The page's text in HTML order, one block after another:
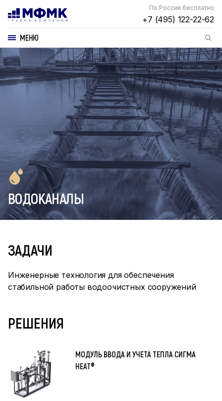
По России бесплатно
+7 (495) 122-22-62
МЕНЮ
ВОДОКАНАЛЫ
ЗАДАЧИ
Инженерные технология для обеспечения
стабильной работы водоочистных сооружений
РЕШЕНИЯ
МОДУЛЬ ВВОДА И УЧЕТА ТЕПЛА СИГМА
HEAT®